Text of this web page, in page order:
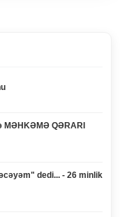
MƏHKƏMƏ QƏRARI
dedi... - 26 minlik